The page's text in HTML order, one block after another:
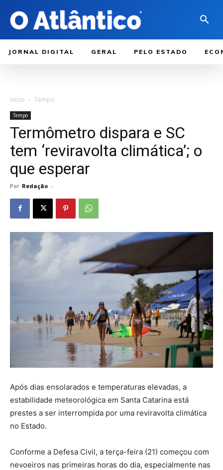
JORNAL DIGITAL GERAL PELO ESTADO
Início Tempo
Tempo
Termômetro dispara e SC
tem ‘reviravolta climática’; o
que esperar
Por Redação -
Após dias ensolarados e temperaturas elevadas, a
estabilidade meteorológica em Santa Catarina está
prestes a ser interrompida por uma reviravolta climática
no Estado.
Conforme a Defesa Civil, a terça-feira (21) começou com
nevoeiros nas primeiras horas do dia, especialmente nas